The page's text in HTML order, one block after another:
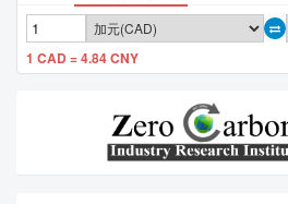
1 CAD = 4.84 CNY